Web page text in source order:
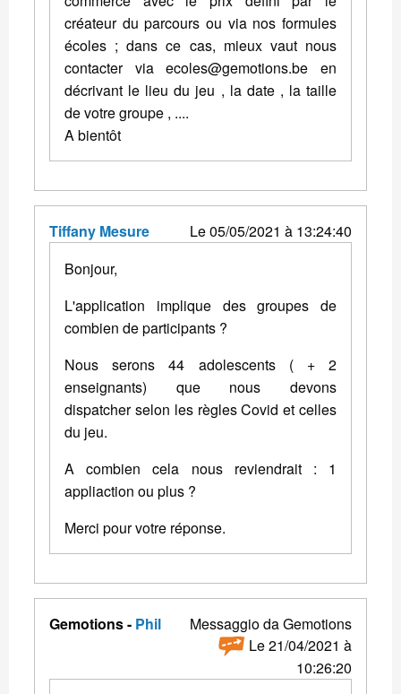
créateur du parcours ou via nos formules
écoles ; dans ce cas, mieux vaut nous
contacter via ecoles@gemotions.be en
décrivant le lieu du jeu , la date , la taille
de votre groupe , ....
A bientôt
Tiffany Mesure
Le 05/05/2021 à 13:24:40
Bonjour,
L'application implique des groupes de
combien de participants ?
Nous serons 44 adolescents ( + 2
enseignants) que nous devons
dispatcher selon les règles Covid et celles
du jeu.
A combien cela nous reviendrait : 1
appliaction ou plus ?
Merci pour votre réponse.
Gemotions - Phil
Messaggio da Gemotions
Le 21/04/2021 à
10:26:20